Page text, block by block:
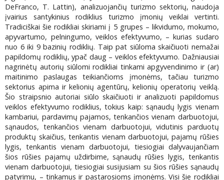
DeFranco, T. Lattin), analizuojančių turizmo sektorių, naudoja
įvairius santykinius rodiklius turizmo įmonių veiklai vertinti.
Tradiciškai šie rodikliai skiriami į 5 grupes – likvidumo, mokumo,
apyvartumo, pelningumo, veiklos efektyvumo, – kurias sudaro
nuo 6 iki 9 bazinių rodiklių. Taip pat siūloma skaičiuoti nemažai
papildomų rodiklių, ypač daug – veiklos efektyvumo. Dažniausiai
nagrinėtų autorių siūlomi rodikliai tinkami apgyvendinimo ir (ar)
maitinimo paslaugas teikiančioms įmonėms, tačiau turizmo
sektorius apima ir kelionių agentūrų, kelionių operatorių veiklą.
Šio straipsnio autoriai siūlo skaičiuoti ir analizuoti papildomus
veiklos efektyvumo rodiklius, tokius kaip: sąnaudų lygis vienam
kambariui, pardavimų pajamos, tenkančios vienam darbuotojui,
sąnaudos, tenkančios vienam darbuotojui, vidutinis parduotų
produktų skaičius, tenkantis vienam darbuotojui, pajamų rūšies
lygis, tenkantis vienam darbuotojui, tiesiogiai dalyvaujančiam
šios rūšies pajamų uždirbime, sąnaudų rūšies lygis, tenkantis
vienam darbuotojui, tiesiogiai susijusiam su šios rūšies sąnaudų
patyrimu, – tinkamus ir pastarosioms įmonėms. Visi šie rodikliai